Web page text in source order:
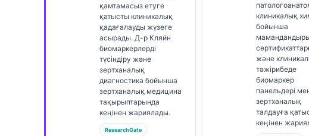
қамтамасыз етуге
қатысты клиникалық
қадағалауды жүзеге
асырады. Д-р Кляйн
биомаркерлерді
түсіндіру және
зертханалық
диагностика бойынша
зертханалық медицина
тақырыптарында
кеңінен жариялады.
ResearchGate
клиникалық
бойынша
және
тәжірибеде
биомаркер
панельдері
зертханалық
талдауға
кеңінен